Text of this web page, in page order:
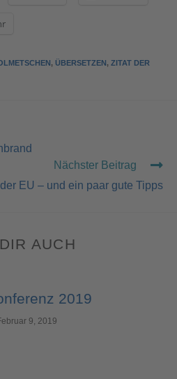
, ÜBERSETZEN, ZITAT DER
Nächster Beitrag
EU – und ein paar gute Tipps
AUCH
2019
9, 2019